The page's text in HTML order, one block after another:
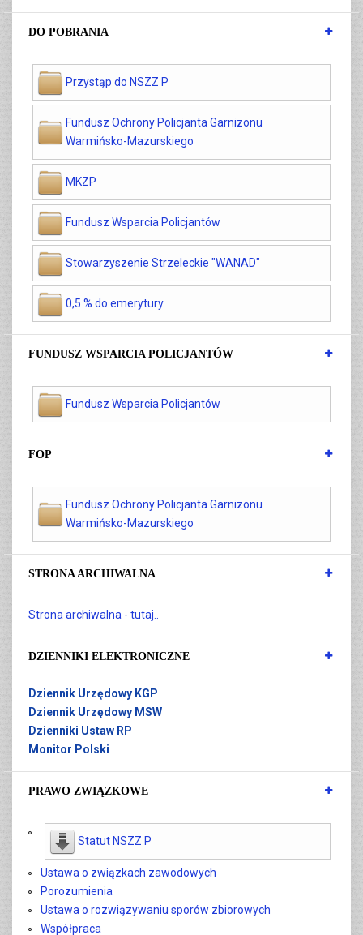
DO POBRANIA
Przystąp do NSZZ P
Fundusz Ochrony Policjanta Garnizonu
Warmińsko-Mazurskiego
MKZP
Fundusz Wsparcia Policjantów
Stowarzyszenie Strzeleckie "WANAD"
0,5 % do emerytury
FUNDUSZ WSPARCIA POLICJANTÓW
Fundusz Wsparcia Policjantów
FOP
Fundusz Ochrony Policjanta Garnizonu
Warmińsko-Mazurskiego
STRONA ARCHIWALNA
Strona archiwalna - tutaj..
DZIENNIKI ELEKTRONICZNE
Dziennik Urzędowy KGP
Dziennik Urzędowy MSW
Dzienniki Ustaw RP
Monitor Polski
PRAWO ZWIĄZKOWE
Statut NSZZ P
Ustawa o związkach zawodowych
Porozumienia
Ustawa o rozwiązywaniu sporów zbiorowych
Współpraca